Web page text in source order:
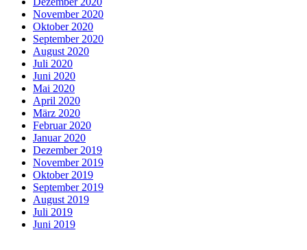
November 2020
Oktober 2020
September 2020
August 2020
Juli 2020
Juni 2020
Mai 2020
April 2020
März 2020
Februar 2020
Januar 2020
Dezember 2019
November 2019
Oktober 2019
September 2019
August 2019
Juli 2019
Juni 2019